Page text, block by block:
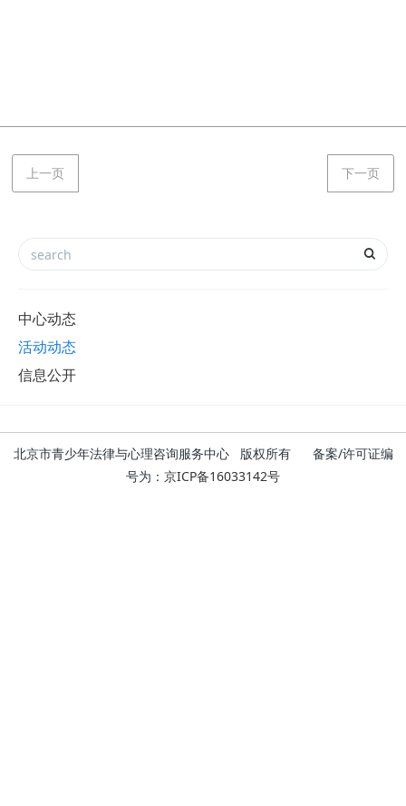
上一页 下一页
中心动态
活动动态
信息公开
北京市青少年法律与心理咨询服务中心 版权所有 备案/许可证编
号为： 京ICP备16033142号